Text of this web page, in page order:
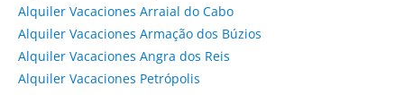
Alquiler Vacaciones Arraial do Cabo
Alquiler Vacaciones Armação dos Búzios
Alquiler Vacaciones Angra dos Reis
Alquiler Vacaciones Petrópolis